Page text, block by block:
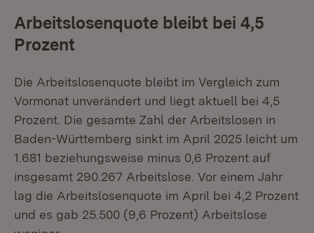
Arbeitslosenquote bleibt bei 4,5
Prozent
Die Arbeitslosenquote bleibt im Vergleich zum
Vormonat unverändert und liegt aktuell bei 4,5
Prozent. Die gesamte Zahl der Arbeitslosen in
Baden-Württemberg sinkt im April 2025 leicht um
1.681 beziehungsweise minus 0,6 Prozent auf
insgesamt 290.267 Arbeitslose. Vor einem Jahr
lag die Arbeitslosenquote im April bei 4,2 Prozent
und es gab 25.500 (9,6 Prozent) Arbeitslose